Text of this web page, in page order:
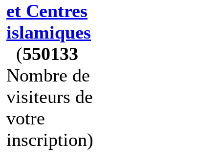
et Centres
islamiques
(550133
Nombre de
visiteurs de
votre
inscription)